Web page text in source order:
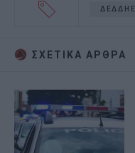
ΔΕΔΔΗΕ
ΣΧΕΤΙΚA AΡΘΡΑ